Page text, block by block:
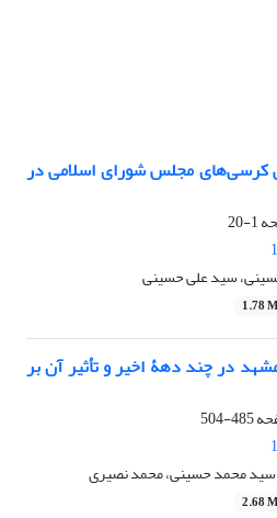
کرسی‌های مجلس شورای اسلامی در
1-20
سید علی حسینی
1.78 M
در چند دهۀ اخیر و تأثیر آن بر
485-504
سید محمد حسینی، محمد نصیری
2.68 M